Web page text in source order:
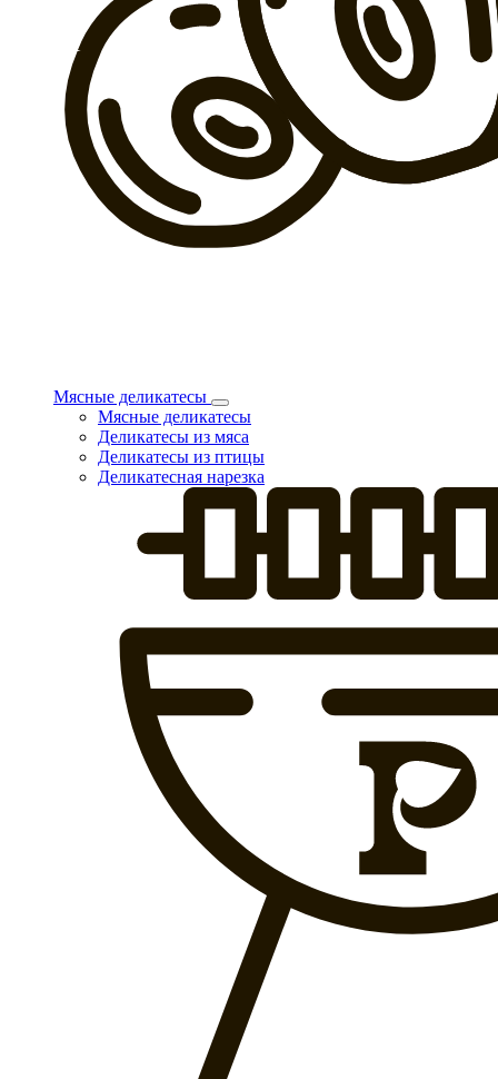
Мясные деликатесы
Мясные деликатесы
Деликатесы из мяса
Деликатесы из птицы
Деликатесная нарезка